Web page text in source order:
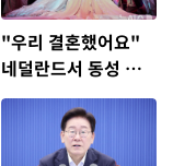
"우리 결혼했어요"
네덜란드서 동성 커
플 결혼식 열려